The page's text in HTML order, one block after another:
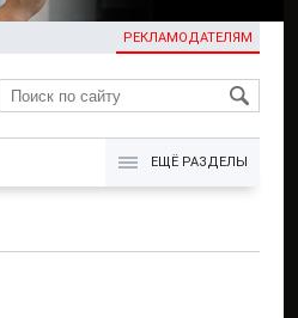
РЕКЛАМОДАТЕЛЯМ
KG
ЕЩЁ РАЗДЕЛЫ